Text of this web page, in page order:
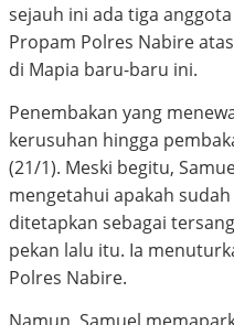
sejauh ini ada tiga
Propam Polres Nabire
di Mapia baru-baru ini.
Penembakan yang
kerusuhan hingga
(21/1). Meski begitu,
mengetahui apakah
ditetapkan sebagai
pekan lalu itu. Ia
Polres Nabire.